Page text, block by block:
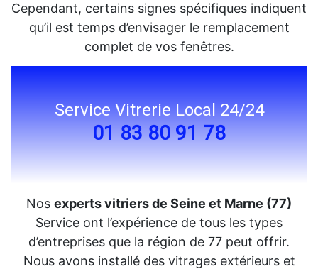
Cependant, certains signes spécifiques indiquent
qu’il est temps d’envisager le remplacement
complet de vos fenêtres.
Service Vitrerie Local 24/24
01 83 80 91 78
Nos experts vitriers de Seine et Marne (77)
Service ont l’expérience de tous les types
d’entreprises que la région de 77 peut offrir.
Nous avons installé des vitrages extérieurs et